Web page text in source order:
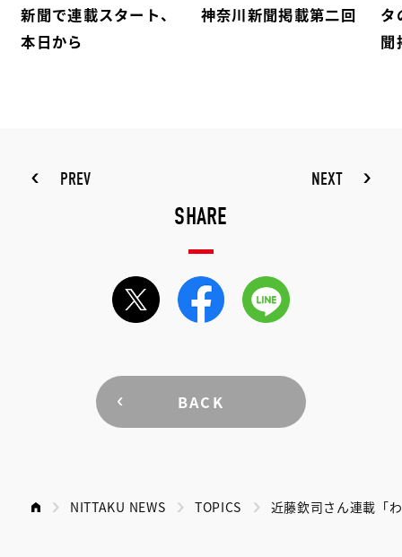
新聞で連載スタート、
本日から
神奈川新聞掲載第二回
タ
聞
PREV NEXT
SHARE
BACK
NITTAKU NEWS TOPICS 近藤欽司さん連載「